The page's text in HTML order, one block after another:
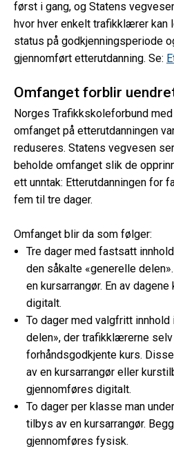
først i gang, og Statens
hvor hver enkelt trafikklærer kan
status på godkjenningsperiode
gjennomført etterutdanning. Se:
Omfanget forblir
Norges Trafikkskoleforbund
omfanget på etterutdanningen
reduseres. Statens vegvesen
beholde omfanget slik de
ett unntak: Etterutdanningen for
fem til tre dager.
Omfanget blir da som følger:
Tre dager med fastsatt
den såkalte «generelle
en kursarrangør. En av
digitalt.
To dager med valgfritt
delen», der trafikklærerne
forhåndsgodkjente kurs.
av en kursarrangør eller
gjennomføres digitalt.
To dager per klasse man
tilbys av en kursarrangør.
gjennomføres fysisk.